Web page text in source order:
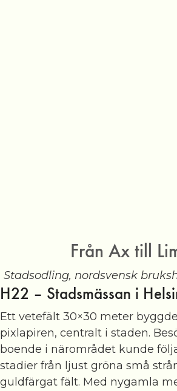
Från Ax till
Stadsodling, nordsvensk
H22 – Stadsmässan i
Ett vetefält 30×30 meter
pixlapiren, centralt i staden.
boende i närområdet kunde
stadier från ljust gröna små
guldfärgat fält. Med nygamla